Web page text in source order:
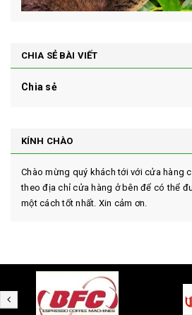
CHIA SẺ BÀI VIẾT
Chia sẻ
KÍNH CHÀO
Chào mừng quý khách tới với cửa hàng
theo địa chỉ cửa hàng ở bên để có thể
một cách tốt nhất. Xin cảm ơn.